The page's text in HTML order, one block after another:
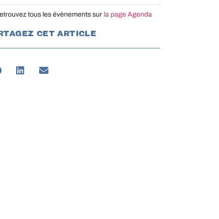
tous les évènements sur la page Agenda
CET ARTICLE